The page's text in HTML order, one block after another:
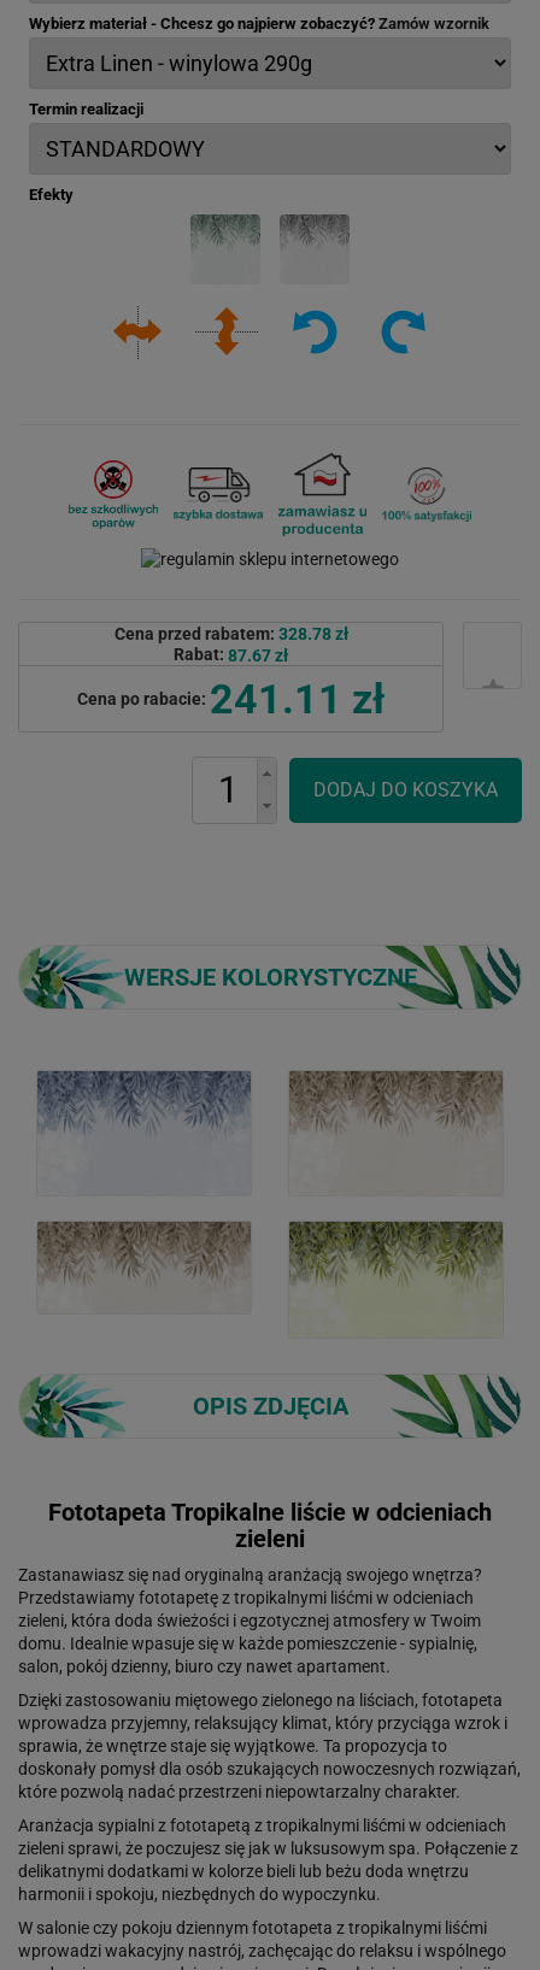
Wybierz materiał - Chcesz go najpierw zobaczyć? Zamów wzornik
Termin realizacji
Efekty
Cena przed rabatem: 328.78 zł
Rabat: 87.67 zł
Cena po rabacie: 241.11 zł
WERSJE KOLORYSTYCZNE
OPIS ZDJĘCIA
Fototapeta Tropikalne liście w odcieniach
zieleni
Zastanawiasz się nad oryginalną aranżacją swojego wnętrza?
Przedstawiamy fototapetę z tropikalnymi liśćmi w odcieniach
zieleni, która doda świeżości i egzotycznej atmosfery w Twoim
domu. Idealnie wpasuje się w każde pomieszczenie - sypialnię,
salon, pokój dzienny, biuro czy nawet apartament.
Dzięki zastosowaniu miętowego zielonego na liściach, fototapeta
wprowadza przyjemny, relaksujący klimat, który przyciąga wzrok i
sprawia, że wnętrze staje się wyjątkowe. Ta propozycja to
doskonały pomysł dla osób szukających nowoczesnych rozwiązań,
które pozwolą nadać przestrzeni niepowtarzalny charakter.
Aranżacja sypialni z fototapetą z tropikalnymi liśćmi w odcieniach
zieleni sprawi, że poczujesz się jak w luksusowym spa. Połączenie z
delikatnymi dodatkami w kolorze bieli lub beżu doda wnętrzu
harmonii i spokoju, niezbędnych do wypoczynku.
W salonie czy pokoju dziennym fototapeta z tropikalnymi liśćmi
wprowadzi wakacyjny nastrój, zachęcając do relaksu i wspólnego